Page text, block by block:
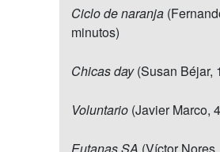
Ciclo de naranja
minutos)
Chicas day(Susan Béjar,
Voluntario (Javier Marco,